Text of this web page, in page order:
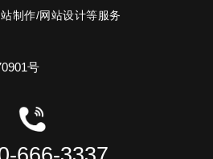
10179号
制作/网站设计等服务
号